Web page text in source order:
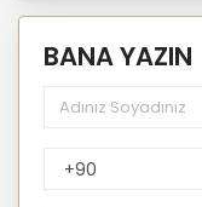
BANA YAZIN